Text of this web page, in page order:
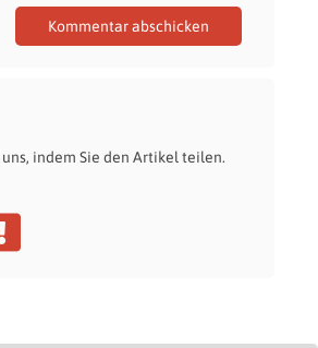
indem Sie den Artikel teilen.